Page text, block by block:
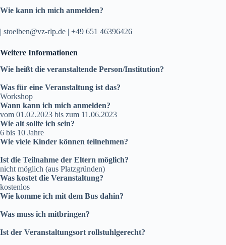
Wie kann ich mich anmelden?
| stoelben@vz-rlp.de | +49 651 46396426
Weitere Informationen
Wie heißt die veranstaltende Person/Institution?
Was für eine Veranstaltung ist das?
Workshop
Wann kann ich mich anmelden?
vom 01.02.2023 bis zum 11.06.2023
Wie alt sollte ich sein?
6 bis 10 Jahre
Wie viele Kinder können teilnehmen?
Ist die Teilnahme der Eltern möglich?
nicht möglich (aus Platzgründen)
Was kostet die Veranstaltung?
kostenlos
Wie komme ich mit dem Bus dahin?
Was muss ich mitbringen?
Ist der Veranstaltungsort rollstuhlgerecht?